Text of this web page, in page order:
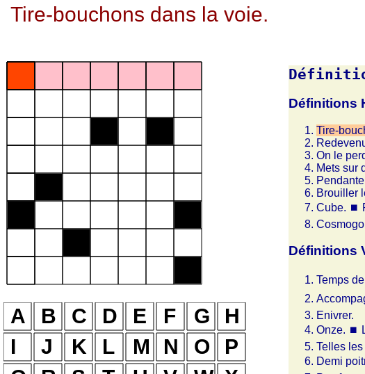
Tire-bouchons dans la voie.
Définitions
Tire-
On le
Mets sur
Brouiller
Cube. ⏹
Définitions
Temps
Enivrer.
Onze. ⏹
Telles
Demi